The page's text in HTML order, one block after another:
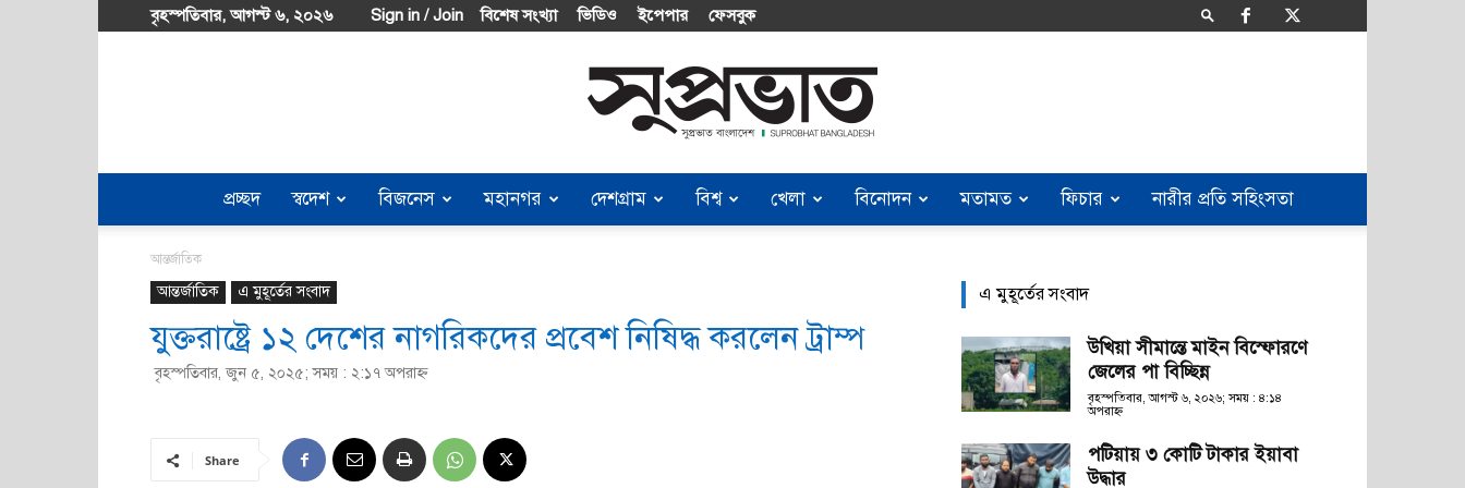
বৃহস্পতিবার, আগস্ট ৬, ২০২৬ Sign in / Join বিশেষ সংখ্যা ভিডিও ইপেপার ফেসবুক
Suprobhat
Bangladesh
প্রচ্ছদ স্বদেশ বিজনেস মহানগর দেশগ্রাম বিশ্ব খেলা বিনোদন মতামত ফিচার নারীর প্রতি সহিংসতা
আন্তর্জাতিক
আন্তর্জাতিক এ মুহূর্তের সংবাদ
যুক্তরাষ্ট্রে ১২ দেশের নাগরিকদের প্রবেশ নিষিদ্ধ করলেন ট্রাম্প
বৃহস্পতিবার, জুন ৫, ২০২৫; সময় : ২:১৭ অপরাহ্ণ
Share
এ মুহূর্তের সংবাদ
উখিয়া সীমান্তে মাইন বিস্ফোরণে
জেলের পা বিচ্ছিন্ন
বৃহস্পতিবার, আগস্ট ৬, ২০২৬; সময় : ৪:১৪
অপরাহ্ণ
পটিয়ায় ৩ কোটি টাকার ইয়াবা
উদ্ধার